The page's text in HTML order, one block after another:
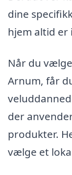
dine
hjem altid er
Når du
Arnum, får
der
produkter.
vælge et